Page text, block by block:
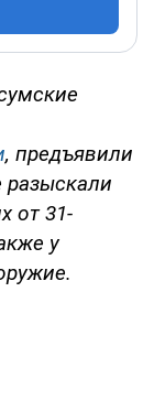
, предъявили
от 31-
у